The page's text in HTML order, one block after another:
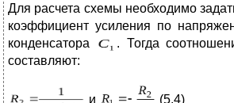
Для расчета схемы необходимо
коэффициент усиления по
конденсатора
. Тогда
составляют:
и (5.4)